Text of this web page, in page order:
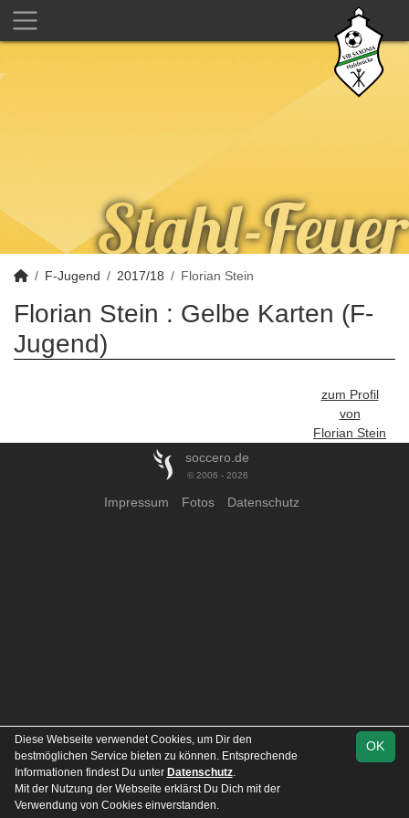
F-Jugend 2017/18 Florian Stein
Florian Stein : Gelbe Karten (F-
Jugend)
zum Profil
von
Florian Stein
soccero.de
© 2006 - 2026
Impressum Fotos Datenschutz
OK
Diese Webseite verwendet Cookies, um Dir den
bestmöglichen Service bieten zu können. Entsprechende
Informationen findest Du unter Datenschutz.
Mit der Nutzung der Webseite erklärst Du Dich mit der
Verwendung von Cookies einverstanden.